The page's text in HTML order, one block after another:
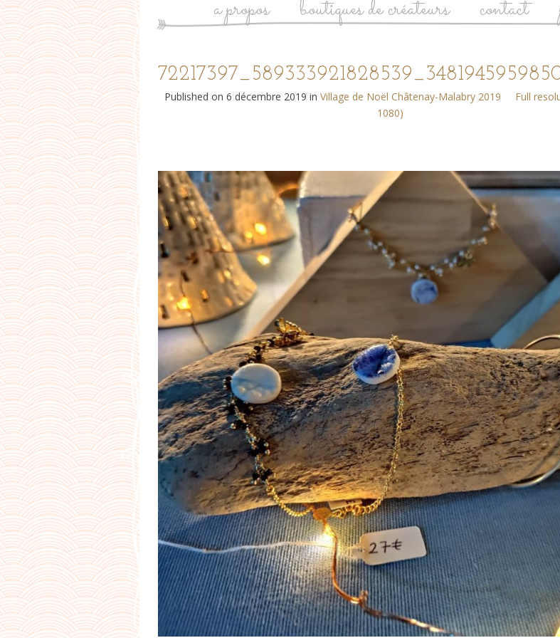
a propos boutiques de créateurs contact
Published on 6 décembre 2019 in Village de Noël Châtenay-Malabry 2019
Full
1080)